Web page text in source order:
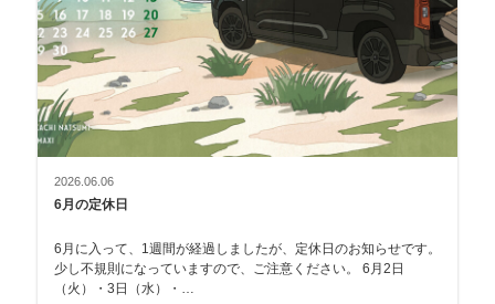
2026.06.06
6月の定休日
6月に入って、1週間が経過しましたが、定休日のお知らせです。
少し不規則になっていますので、ご注意ください。 6月2日
（火）・3日（水）・…